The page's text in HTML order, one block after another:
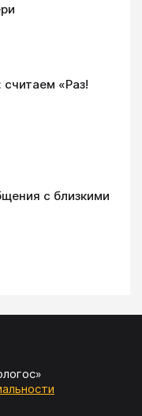
«Раз!
с близкими
»